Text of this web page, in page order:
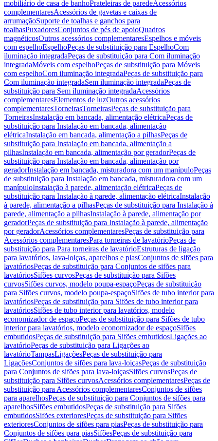
mobiliário de casa de banhoPrateleiras de paredeAcessórios
complementaresAcessórios de gavetas e caixas de
arrumaçãoSuporte de toalhas e ganchos para
toalhasPuxadoresConjuntos de pés de apoioQuadros
magnéticosOutros acessórios complementaresEspelhos e móveis
com espelhoEspelhoPeças de substituição para EspelhoCom
iluminação integradaPeças de substituição para Com iluminação
integradaMóveis com espelhoPeças de substituição para Móveis
com espelhoCom iluminação integradaPeças de substituição para
Com iluminação integradaSem iluminação integradaPeças de
substituição para Sem iluminação integradaAcessórios
complementaresElementos de luzOutros acessórios
complementaresTorneirasTorneirasPeças de substituição para
TorneirasInstalação em bancada, alimentação elétricaPeças de
substituição para Instalação em bancada, alimentação
elétricaInstalação em bancada, alimentação a pilhasPeças de
substituição para Instalação em bancada, alimentação a
pilhasInstalação em bancada, alimentação por geradorPeças de
substituição para Instalação em bancada, alimentação por
geradorInstalação em bancada, misturadora com um manípuloPeças
de substituição para Instalação em bancada, misturadora com um
manípuloInstalação à parede, alimentação elétricaPeças de
substituição para Instalação à parede, alimentação elétricaInstalação
à parede, alimentação a pilhasPeças de substituição para Instalação à
parede, alimentação a pilhasInstalação à parede, alimentação por
geradorPeças de substituição para Instalação à parede, alimentação
por geradorAcessórios complementaresPeças de substituição para
Acessórios complementaresPara torneiras de lavatórioPeças de
substituição para Para torneiras de lavatórioEstruturas de ligação
para lavatórios, lava-loiças, aparelhos e piasConjuntos de sifões para
lavatóriosPeças de substituição para Conjuntos de sifões para
lavatóriosSifões curvosPeças de substituição para Sifões
curvosSifões curvos, modelo poupa-espaçoPeças de substituição
para Sifões curvos, modelo poupa-espaçoSifões de tubo interior para
lavatóriosPeças de substituição para Sifões de tubo interior para
lavatóriosSifões de tubo interior para lavatórios, modelo
economizador de espaçoPeças de substituição para Sifões de tubo
interior para lavatórios, modelo economizador de espaçoSifões
embutidosPeças de substituição para Sifões embutidosLigações ao
lavatórioPeças de substituição para Ligações ao
lavatórioTampasLigaçõesPeças de substituição para
LigaçõesConjuntos de sifões para lava-loiçasPeças de substituição
para Conjuntos de sifões para lava-loiçasSifões curvosPeças de
substituição para Sifões curvosAcessórios complementaresPeças de
substituição para Acessórios complementaresConjuntos de sifões
para aparelhosPeças de substituição para Conjuntos de sifões para
aparelhosSifões embutidosPeças de substituição para Sifões
embutidosSifões exterioresPeças de substituição para Sifões
exterioresConjuntos de sifões para piasPeças de substituição para
Conjuntos de sifões para piasSifõesPeças de substituição para